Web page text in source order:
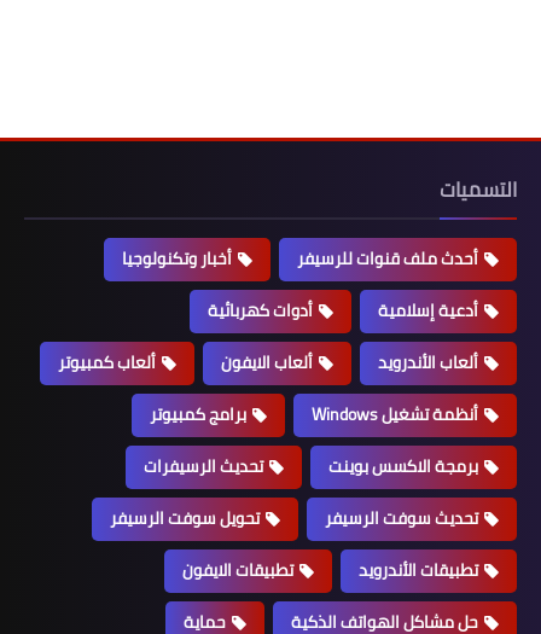
التسميات
أحدث ملف قنوات للرسيفر
أخبار وتكنولوجيا
أدعية إسلامية
أدوات كهربائية
ألعاب الأندرويد
ألعاب الايفون
ألعاب كمبيوتر
أنظمة تشغيل Windows
برامج كمبيوتر
برمجة الاكسس بوينت
تحديث الرسيفرات
تحديث سوفت الرسيفر
تحويل سوفت الرسيفر
تطبيقات الأندرويد
تطبيقات الايفون
حل مشاكل الهواتف الذكية
حماية